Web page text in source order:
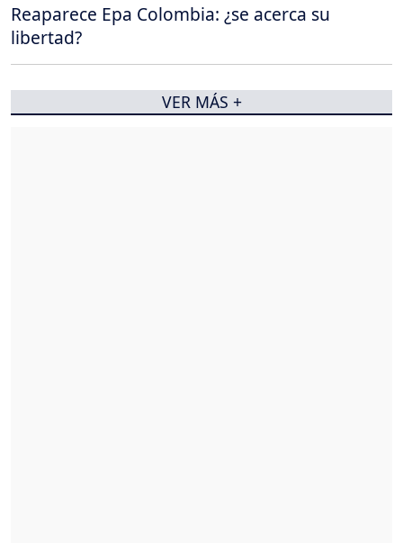
Reaparece Epa Colombia: ¿se acerca su
libertad?
VER MÁS +